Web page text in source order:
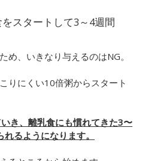
スタートして3～4週間
め、いきなり与えるのはNG。
りにくい10倍粥からスタート
き、離乳食にも慣れてきた3〜
るようになります。